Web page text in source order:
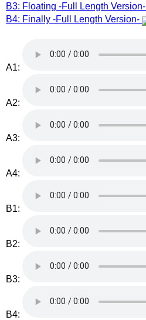
B3: Floating -Full Length Version-
B4: Finally -Full Length Version-
A1:
A2:
A3:
A4:
B1:
B2:
B3:
B4: